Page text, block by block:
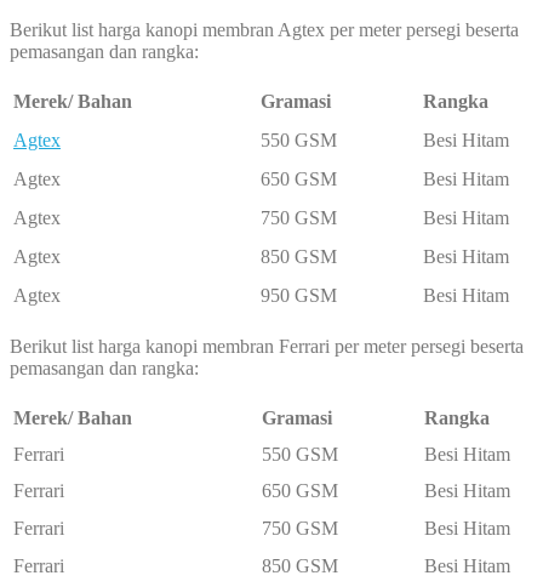
Berikut list harga kanopi membran Agtex per meter persegi beserta
pemasangan dan rangka:
Merek/ Bahan Gramasi
Rangka
Agtex
550 GSM
Besi Hitam
Agtex
650 GSM
Besi Hitam
Agtex
750 GSM
Besi Hitam
Agtex
850 GSM
Besi Hitam
Agtex
950 GSM Besi Hitam
Berikut list harga kanopi membran Ferrari per meter persegi beserta
pemasangan dan rangka:
Merek/ Bahan Gramasi
Rangka
Ferrari
550 GSM
Besi Hitam
Ferrari
650 GSM
Besi Hitam
Ferrari
750 GSM
Besi Hitam
Ferrari
850 GSM
Besi Hitam